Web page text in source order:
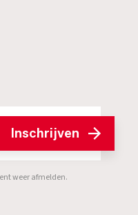
Inschrijven
weer afmelden.